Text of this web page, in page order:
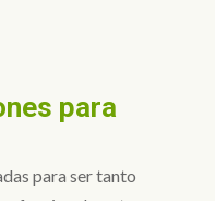
para
para ser tanto